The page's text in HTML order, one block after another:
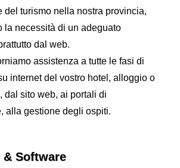
del turismo nella nostra provincia,
la necessità di un adeguato
dal web.
assistenza a tutte le fasi di
internet del vostro hotel, alloggio o
dal sito web, ai portali di
alla gestione degli ospiti.
& Software